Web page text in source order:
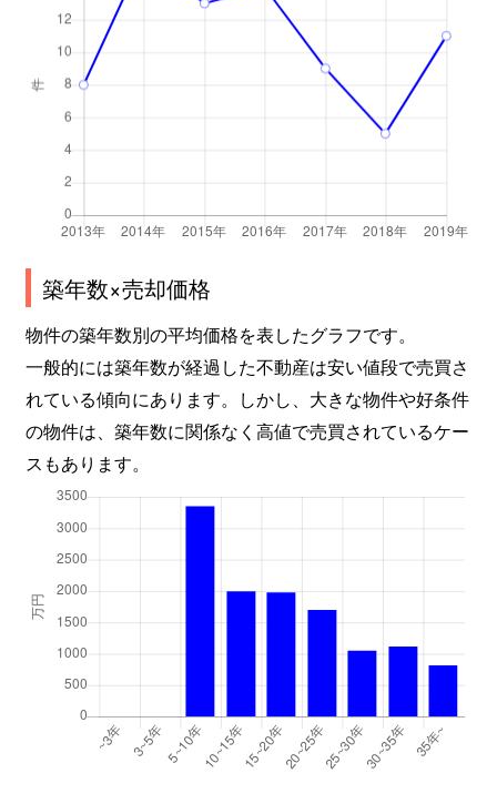
築年数×売却価格
物件の築年数別の平均価格を表したグラフです。
一般的には築年数が経過した不動産は安い値段で売買さ
れている傾向にあります。しかし、大きな物件や好条件
の物件は、築年数に関係なく高値で売買されているケー
スもあります。